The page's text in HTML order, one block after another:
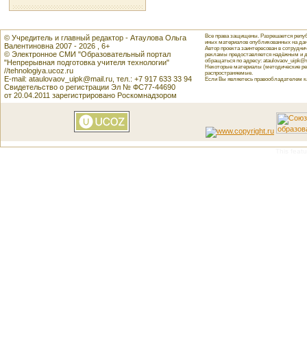
© Учредитель и главный редактор - Атаулова Ольга
Валентиновна 2007 - 2026 , 6+
© Электронное СМИ "Образовательный портал
"Непрерывная подготовка учителя технологии"
//tehnologiya.ucoz.ru
E-mail: ataulovaov_uipk@mail.ru, тел.: +7 917 633 33 94
Свидетельство о регистрации Эл № ФС77-44690
от 20.04.2011 зарегистрировано Роскомнадзором
Все права защищены. Разрешается
иных материалов опубликованных на
Автор проекта заинтересован в
рекламы предоставляется надёжным и
обращаться по адресу:
Некоторые материалы (методические
распространяемые.
Если Вы являетесь правообладателем